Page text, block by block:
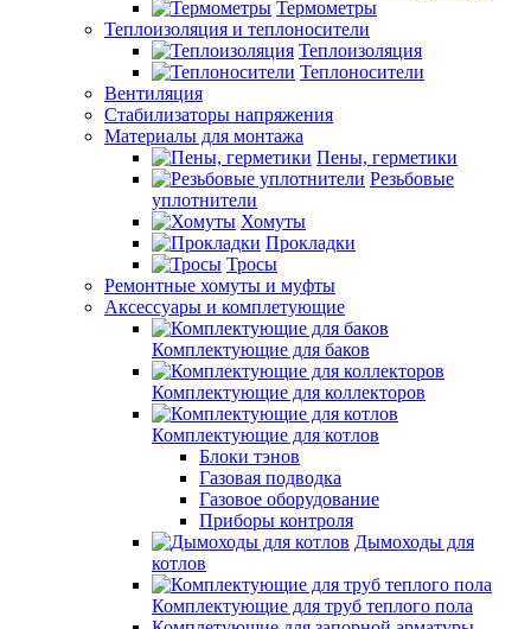
Термометры
Теплоизоляция и теплоносители
Теплоизоляция
Теплоносители
Вентиляция
Стабилизаторы напряжения
Материалы для монтажа
Пены, герметики
Резьбовые
уплотнители
Хомуты
Прокладки
Тросы
Ремонтные хомуты и муфты
Аксессуары и комплетующие
Комплектующие для баков
Комплектующие для коллекторов
Комплектующие для котлов
Блоки тэнов
Газовая подводка
Газовое оборудование
Приборы контроля
Дымоходы для
котлов
Комплектующие для труб теплого пола